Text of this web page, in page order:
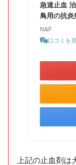
急速止血
鳥用の抗炎
N&F
口コミを
上記の止血剤